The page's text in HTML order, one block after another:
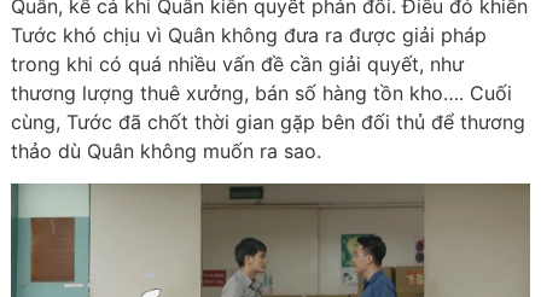
Quân, kể cả khi Quân kiên quyết phản đối. Điều đó khiến
Tước khó chịu vì Quân không đưa ra được giải pháp
trong khi có quá nhiều vấn đề cần giải quyết, như
thương lượng thuê xưởng, bán số hàng tồn kho…. Cuối
cùng, Tước đã chốt thời gian gặp bên đối thủ để thương
thảo dù Quân không muốn ra sao.